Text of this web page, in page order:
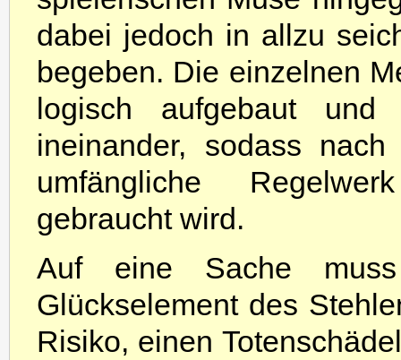
dabei jedoch in allzu
begeben. Die einzelnen
logisch aufgebaut und
ineinander, sodass
umfängliche
gebraucht wird.
Auf eine Sache
Glückselement des
Risiko, einen